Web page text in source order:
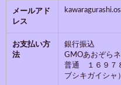
メールアド
レス
お支払い方
法
銀行振込
GMOあおぞら
普通 １６９７
ブシキガイシャ）